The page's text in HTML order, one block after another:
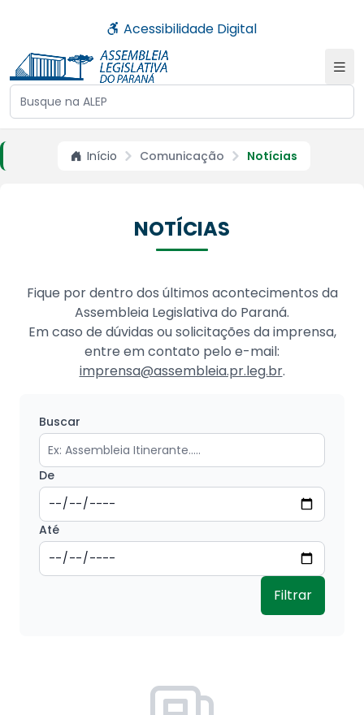
Acessibilidade Digital
Buscar no site da ALEP
Início Comunicação Notícias
NOTÍCIAS
Fique por dentro dos últimos acontecimentos da
Assembleia Legislativa do Paraná.
Em caso de dúvidas ou solicitações da imprensa,
entre em contato pelo e-mail:
imprensa@assembleia.pr.leg.br.
Buscar
De
Até
Filtrar